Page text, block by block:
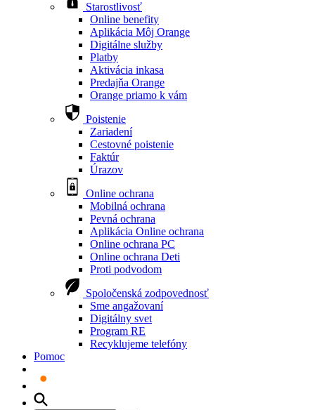
Starostlivosť
Online benefity
Aplikácia Môj Orange
Digitálne služby
Platby
Aktivácia inkasa
Predajňa Orange
Orange priamo k vám
Poistenie
Zariadení
Cestovné poistenie
Faktúr
Úrazov
Online ochrana
Mobilná ochrana
Pevná ochrana
Aplikácia Online ochrana
Online ochrana PC
Online ochrana Deti
Proti podvodom
Spoločenská zodpovednosť
Sme angažovaní
Digitálny svet
Program RE
Recyklujeme telefóny
Pomoc